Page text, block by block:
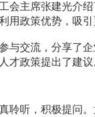
会主席张建光介
用政策优势，吸
与交流，分享了
才政策提出了建议
聆听，积极提问